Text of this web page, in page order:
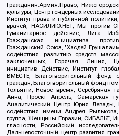
Гражданин.Армия.Право,
культуры, Центр гендерных
Институт права и публичной
врачей, НАСИЛИЮ.НЕТ, Мы против
Гуманитарное действие, Лига
Гражданская инициатива
Гражданский Союз, "Хасдей
содействия развитию средств
заключенных, Горячая Линия,
инициатив Действие, Институт
ВМЕСТЕ, Благотворительный
граждан, Благотворительный фонд
Тольятти, Новое время, Серебряная
Анна, Проект Апрель, Самарская
Аналитический Центр Юрия Левады,
содействия имени Андрея
группа, Женщины Евразии, СИБАЛЬТ,
гласности, Российский
Дальневосточный центр развития